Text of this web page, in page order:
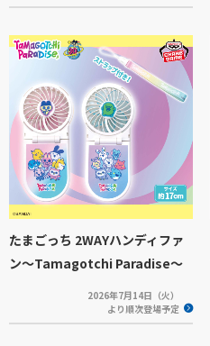
たまごっち 2WAYハンディファ
ン～Tamagotchi Paradise～
2026年7月14日（火）
より順次登場予定